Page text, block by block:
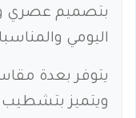
بتصميم عصري
اليومي
يتوفر بعدة
ويتميز